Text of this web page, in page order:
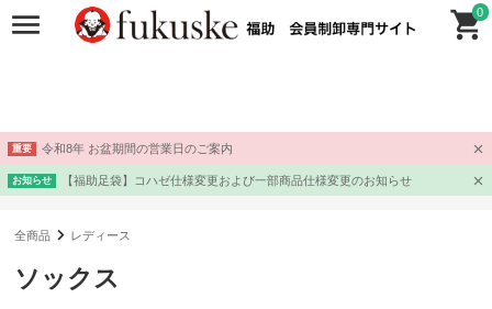
重要 令和8年 お盆期間の営業日のご案内
お知らせ 【福助足袋】コハゼ仕様変更および一部商品仕様変更のお知らせ
0
全商品 レディース
ソックス